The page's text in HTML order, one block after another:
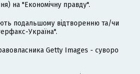
на "Економічну правду".
подальшому відтворенню та/чи
Україна".
Getty Images - суворо